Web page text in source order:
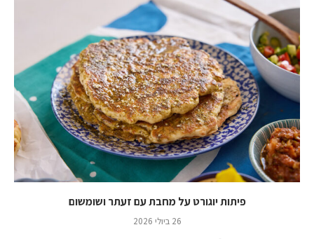
פיתות יוגורט על מחבת עם זעתר ושומשום
26 ביולי 2026